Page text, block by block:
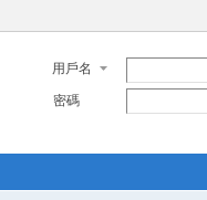
用戶名
密碼